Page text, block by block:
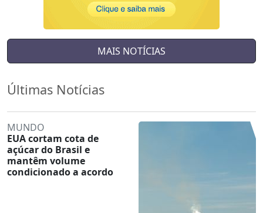
MAIS NOTÍCIAS
Últimas Notícias
MUNDO
EUA cortam cota de
açúcar do Brasil e
mantêm volume
condicionado a acordo